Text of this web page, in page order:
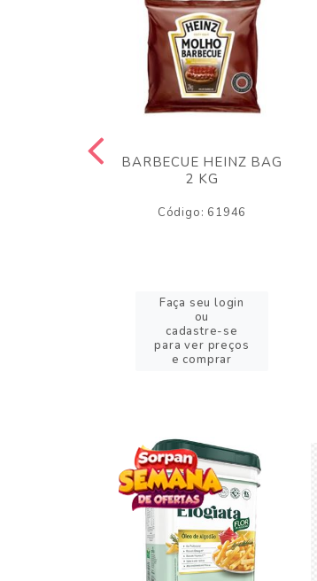
BARBECUE HEINZ BAG
2 KG
Código: 61946
Faça seu login
ou
cadastre-se
para ver preços
e comprar